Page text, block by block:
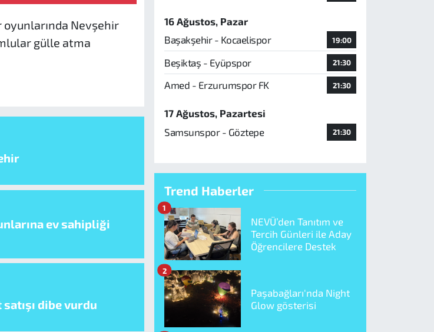
Nevşehir
gülle atma
ev sahipliği
satışı dibe vurdu
16 Ağustos, Pazar
Başakşehir - Kocaelispor
19:00
Beşiktaş - Eyüpspor 21:30
Amed - Erzurumspor FK 21:30
17 Ağustos, Pazartesi
Samsunspor - Göztepe
21:30
Trend Haberler
NEVÜ’den Tanıtım ve
Tercih Günleri ile Aday
Öğrencilere Destek
1
Paşabağları'nda Night
Glow gösterisi
2